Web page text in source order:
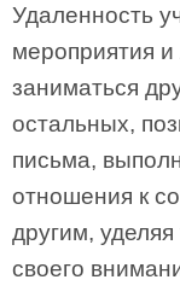
Удаленность
мероприятия и
заниматься
остальных,
письма,
отношения к
другим,
своего